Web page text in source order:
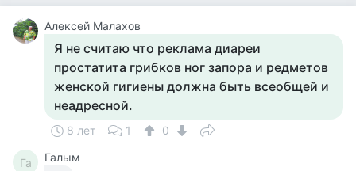
Алексей Малахов
Я не считаю что реклама диареи
простатита грибков ног запора и редметов
женской гигиены должна быть всеобщей и
неадресной.
8 лет 1 0
Га Галым